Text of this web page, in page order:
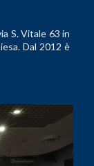
S. Vitale 63 in
Dal 2012 è